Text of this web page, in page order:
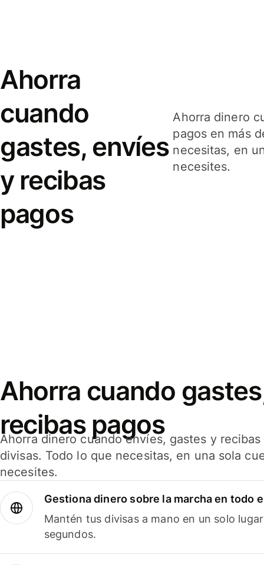
Ahorra
cuando
gastes, envíes
y recibas
pagos
Ahorra dinero
pagos en más
necesitas, en
necesites.
Ahorra cuando
recibas pagos
Ahorra dinero cuando envíes, gastes y
divisas. Todo lo que necesitas, en una sola
necesites.
Gestiona dinero sobre la marcha en todo
Mantén tus divisas a mano en un solo
segundos.